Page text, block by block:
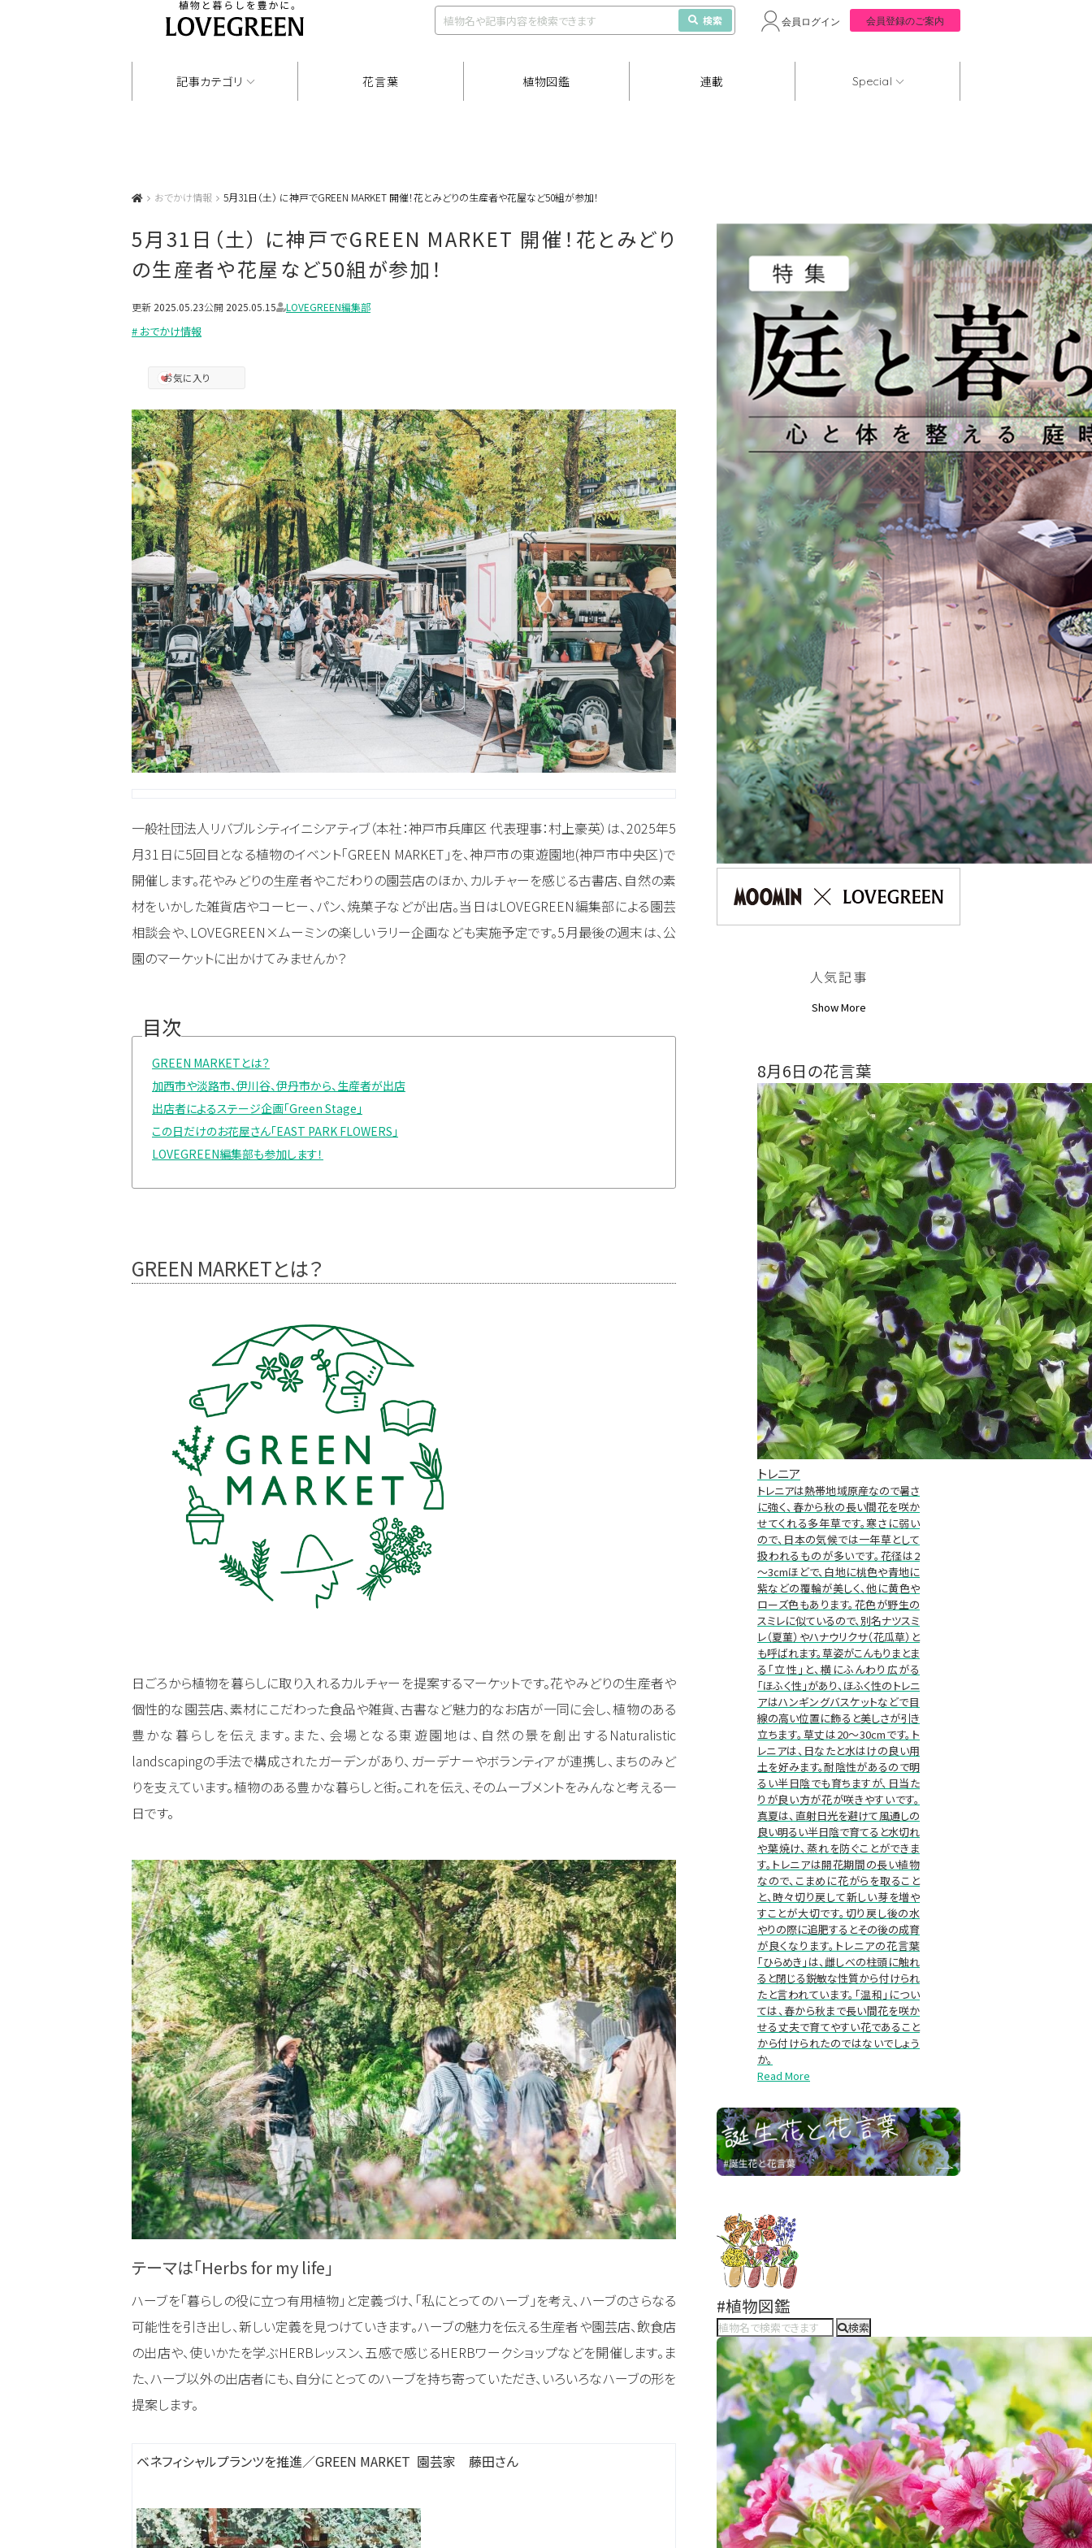
検索 会員ログイン 会員登録のご案内
記事カテゴリ 花言葉 植物図鑑 連載 Special
おでかけ情報 5月31日（土） に神戸でGREEN MARKET 開催！花とみどりの生産者や花屋など50組が参加！
5月31日（土） に神戸でGREEN MARKET 開催！花とみどり
の生産者や花屋など50組が参加！
更新 2025.05.23公開 2025.05.15 LOVEGREEN編集部
# おでかけ情報
お気に入り
一般社団法人リバブルシティイニシアティブ（本社：神戸市兵庫区 代表理事：村上豪英）は、2025年5
月31日に5回目となる植物のイベント「GREEN MARKET」を、神戸市の東遊園地(神戸市中央区)で
開催します。花やみどりの生産者やこだわりの園芸店のほか、カルチャーを感じる古書店、自然の素
材をいかした雑貨店やコーヒー、パン、焼菓子などが出店。当日はLOVEGREEN編集部による園芸
相談会や、LOVEGREEN×ムーミンの楽しいラリー企画なども実施予定です。5月最後の週末は、公
園のマーケットに出かけてみませんか？
目次
GREEN MARKETとは？
加西市や淡路市、伊川谷、伊丹市から、生産者が出店
出店者によるステージ企画「Green Stage」
この日だけのお花屋さん「EAST PARK FLOWERS」
LOVEGREEN編集部も参加します！
GREEN MARKETとは？
日ごろから植物を暮らしに取り入れるカルチャーを提案するマーケットです。花やみどりの生産者や
個性的な園芸店、素材にこだわった食品や雑貨、古書など魅力的なお店が一同に会し、植物のある
豊かな暮らしを伝えます。また、会場となる東遊園地は、自然の景を創出するNaturalistic
landscapingの手法で構成されたガーデンがあり、ガーデナーやボランティアが連携し、まちのみど
りを支えています。植物のある豊かな暮らしと街。これを伝え、そのムーブメントをみんなと考える一
日です。
テーマは「Herbs for my life」
ハーブを「暮らしの役に立つ有用植物」と定義づけ、「私にとってのハーブ」を考え、ハーブのさらなる
可能性を引き出し、新しい定義を見つけていきます。ハーブの魅力を伝える生産者や園芸店、飲食店
の出店や、使いかたを学ぶHERBレッスン、五感で感じるHERBワークショップなどを開催します。ま
た、ハーブ以外の出店者にも、自分にとってのハーブを持ち寄っていただき、いろいろなハーブの形を
提案します。
ベネフィシャルプランツを推進／GREEN MARKET 園芸家 藤田さん
人気記事
Show More
8月6日の花言葉
トレニア
トレニアは熱帯地域原産なので暑さ
に強く、春から秋の長い間花を咲か
せてくれる多年草です。寒さに弱い
ので、日本の気候では一年草として
扱われるものが多いです。花径は2
～3cmほどで、白地に桃色や青地に
紫などの覆輪が美しく、他に黄色や
ローズ色もあります。花色が野生の
スミレに似ているので、別名ナツスミ
レ（夏菫）やハナウリクサ（花瓜草）と
も呼ばれます。草姿がこんもりまとま
る「立性」と、横にふんわり広がる
「ほふく性」があり、ほふく性のトレニ
アはハンギングバスケットなどで目
線の高い位置に飾ると美しさが引き
立ちます。草丈は20～30cmです。ト
レニアは、日なたと水はけの良い用
土を好みます。耐陰性があるので明
るい半日陰でも育ちますが、日当た
りが良い方が花が咲きやすいです。
真夏は、直射日光を避けて風通しの
良い明るい半日陰で育てると水切れ
や葉焼け、蒸れを防ぐことができま
す。トレニアは開花期間の長い植物
なので、こまめに花がらを取ること
と、時々切り戻して新しい芽を増や
すことが大切です。切り戻し後の水
やりの際に追肥するとその後の成育
が良くなります。トレニアの花言葉
「ひらめき」は、雌しべの柱頭に触れ
ると閉じる鋭敏な性質から付けられ
たと言われています。「温和」につい
ては、春から秋まで長い間花を咲か
せる丈夫で育てやすい花であること
から付けられたのではないでしょう
か。
Read More
#植物図鑑
検索